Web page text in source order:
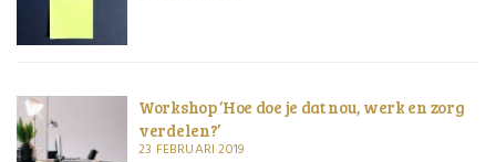
Workshop ‘Hoe doe je dat nou, werk en zorg
verdelen?’
23 FEBRUARI 2019